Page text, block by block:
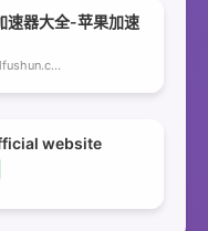
速器大全-苹果加速
https://1529.hotelfushun.com
website